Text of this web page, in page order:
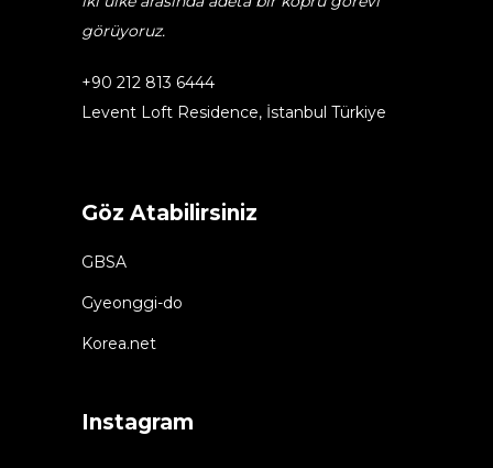
görüyoruz.
+90 212 813 6444
Levent Loft Residence, İstanbul Türkiye
Göz Atabilirsiniz
GBSA
Gyeonggi-do
Korea.net
Instagram